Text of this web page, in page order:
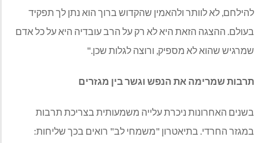
להילחם, לא לוותר ולהאמין שהקדוש ברוך הוא נתן לך תפקיד
בעולם. ההצגה הזאת היא לא רק על הרב עובדיה היא על כל אדם
שמרגיש שהוא לא מספיק, ורוצה לגלות שכן."
תרבות שמרימה את הנפש וגשר בין מגזרים
בשנים האחרונות ניכרת עלייה משמעותית בצריכת תרבות
במגזר החרדי. בתיאטרון "משמחי לב" רואים בכך שליחות: